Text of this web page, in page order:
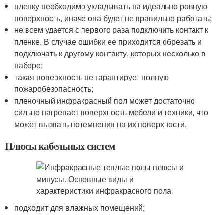
пленку необходимо укладывать на идеально ровную
поверхность, иначе она будет не правильно работать;
нe всем удается с первого раза подключить контакт к
пленке. В случае ошибки ее приходится обрезать и
подключать к другому контакту, которых несколько в
наборе;
такая поверхность не гарантирует полную
пожаробезопасность;
пленочный инфракрасный пол может достаточно
сильно нагревает поверхность мебели и техники, что
может вызвать потемнения на их поверхности.
Плюсы кабельных систем
подходит для влажных помещений;